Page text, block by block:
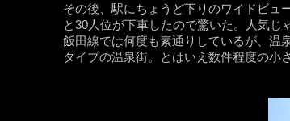
その後、駅にちょうど下りのワイドビュ
と30人位が下車したので驚いた。人気じ
飯田線では何度も素通りしているが、温
タイプの温泉街。とはいえ数件程度の小